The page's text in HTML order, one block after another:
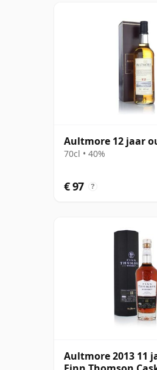
Aultmore 12 jaar
70cl • 40%
€ 97 ?
Aultmore 2013 11